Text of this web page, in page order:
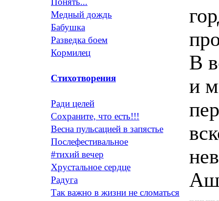
Медный дождь
Бабушка
Разведка боем
Кормилец
Стихотворения
Ради целей
Сохраните, что есть!!!
Весна пульсацией в запястье
Послефестивальное
#тихий вечер
Хрустальное сердце
Радуга
Так важно в жизни не сломаться
В
и